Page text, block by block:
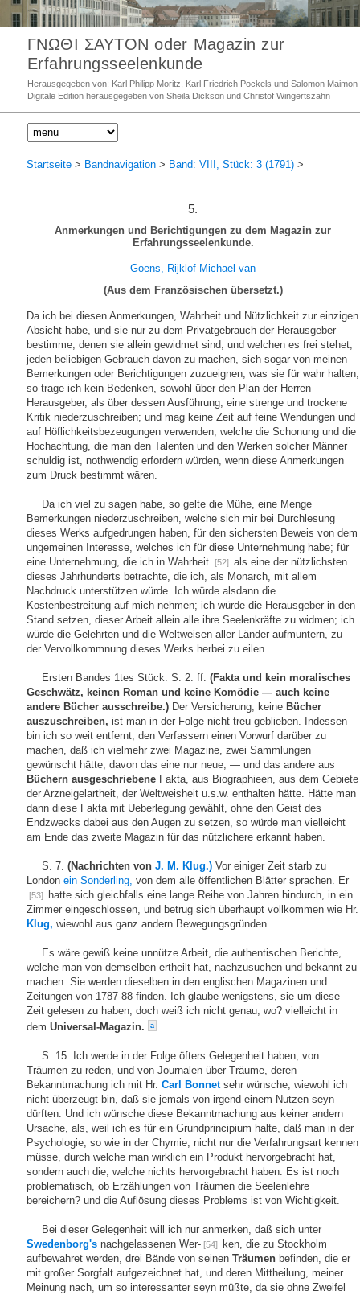
ΓΝΩΘΙ ΣΑΥΤΟΝ oder Magazin zur
Erfahrungsseelenkunde
Herausgegeben von: Karl Philipp Moritz, Karl Friedrich Pockels und Salomon Maimon
Digitale Edition herausgegeben von Sheila Dickson und Christof Wingertszahn
Startseite > Bandnavigation > Band: VIII, Stück: 3 (1791) >
5.
Anmerkungen und Berichtigungen zu dem Magazin zur
Erfahrungsseelenkunde.
Goens, Rijklof Michael van
(Aus dem Französischen übersetzt.)
Da ich bei diesen Anmerkungen, Wahrheit und Nützlichkeit zur einzigen
Absicht habe, und sie nur zu dem Privatgebrauch der Herausgeber
bestimme, denen sie allein gewidmet sind, und welchen es frei stehet,
jeden beliebigen Gebrauch davon zu machen, sich sogar von meinen
Bemerkungen oder Berichtigungen zuzueignen, was sie für wahr halten;
so trage ich kein Bedenken, sowohl über den Plan der Herren
Herausgeber, als über dessen Ausführung, eine strenge und trockene
Kritik niederzuschreiben; und mag keine Zeit auf feine Wendungen und
auf Höflichkeitsbezeugungen verwenden, welche die Schonung und die
Hochachtung, die man den Talenten und den Werken solcher Männer
schuldig ist, nothwendig erfordern würden, wenn diese Anmerkungen
zum Druck bestimmt wären.
Da ich viel zu sagen habe, so gelte die Mühe, eine Menge
Bemerkungen niederzuschreiben, welche sich mir bei Durchlesung
dieses Werks aufgedrungen haben, für den sichersten Beweis von dem
ungemeinen Interesse, welches ich für diese Unternehmung habe; für
eine Unternehmung, die ich in Wahrheit
[52] als eine der nützlichsten
dieses Jahrhunderts betrachte, die ich, als Monarch, mit allem
Nachdruck unterstützen würde. Ich würde alsdann die
Kostenbestreitung auf mich nehmen; ich würde die Herausgeber in den
Stand setzen, dieser Arbeit allein alle ihre Seelenkräfte zu widmen; ich
würde die Gelehrten und die Weltweisen aller Länder aufmuntern, zu
der Vervollkommnung dieses Werks herbei zu eilen.
Ersten Bandes 1tes Stück. S. 2. ff.(Fakta und kein moralisches
Geschwätz, keinen Roman und keine Komödie — auch keine
andere Bücher ausschreibe.) Der Versicherung, keine Bücher
auszuschreiben, ist man in der Folge nicht treu geblieben. Indessen
bin ich so weit entfernt, den Verfassern einen Vorwurf darüber zu
machen, daß ich vielmehr zwei Magazine, zwei Sammlungen
gewünscht hätte, davon das eine nur neue, — und das andere aus
Büchern ausgeschriebene Fakta, aus Biographieen, aus dem Gebiete
der Arzneigelartheit, der Weltweisheit u.s.w. enthalten hätte. Hätte man
dann diese Fakta mit Ueberlegung gewählt, ohne den Geist des
Endzwecks dabei aus den Augen zu setzen, so würde man vielleicht
am Ende das zweite Magazin für das nützlichere erkannt haben.
S. 7.(Nachrichten vonJ. M. Klug.) Vor einiger Zeit starb zu
London ein Sonderling, von dem alle öffentlichen Blätter sprachen. Er
[53]
hatte sich gleichfalls eine lange Reihe von Jahren hindurch, in ein
Zimmer eingeschlossen, und betrug sich überhaupt vollkommen wie Hr.
Klug, wiewohl aus ganz andern Bewegungsgründen.
Es wäre gewiß keine unnütze Arbeit, die authentischen Berichte,
welche man von demselben ertheilt hat, nachzusuchen und bekannt zu
machen. Sie werden dieselben in den englischen Magazinen und
Zeitungen von 1787-88 finden. Ich glaube wenigstens, sie um diese
Zeit gelesen zu haben; doch weiß ich nicht genau, wo? vielleicht in
dem Universal-Magazin. a
S. 15. Ich werde in der Folge öfters Gelegenheit haben, von
Träumen zu reden, und von Journalen über Träume, deren
Bekanntmachung ich mit Hr. Carl Bonnet sehr wünsche; wiewohl ich
nicht überzeugt bin, daß sie jemals von irgend einem Nutzen seyn
dürften. Und ich wünsche diese Bekanntmachung aus keiner andern
Ursache, als, weil ich es für ein Grundprincipium halte, daß man in der
Psychologie, so wie in der Chymie, nicht nur die Verfahrungsart kennen
müsse, durch welche man wirklich ein Produkt hervorgebracht hat,
sondern auch die, welche nichts hervorgebracht haben. Es ist noch
problematisch, ob Erzählungen von Träumen die Seelenlehre
bereichern? und die Auflösung dieses Problems ist von Wichtigkeit.
Bei dieser Gelegenheit will ich nur anmerken, daß sich unter
Swedenborg's nachgelassenen Wer- [54]
ken, die zu Stockholm
aufbewahret werden, drei Bände von seinen Träumen befinden, die er
mit großer Sorgfalt aufgezeichnet hat, und deren Mittheilung, meiner
Meinung nach, um so interessanter seyn müßte, da sie ohne Zweifel